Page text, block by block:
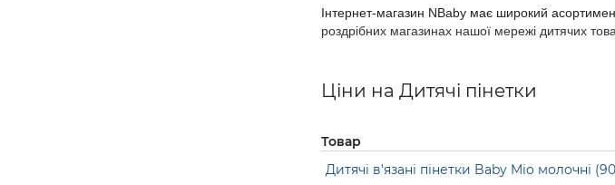
Інтернет-магазин NBaby має широкий
роздрібних магазинах нашої мережі дитячих
Ціни на Дитячі пінетки
Товар
Дитячі в'язані пінетки Baby Mio молочні